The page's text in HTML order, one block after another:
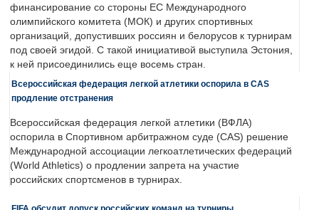
финансирование со стороны ЕС Международного
олимпийского комитета (МОК) и других спортивных
организаций, допустивших россиян и белорусов к турнирам
под своей эгидой. С такой инициативой выступила Эстония,
к ней присоединились еще восемь стран.
Всероссийская федерация легкой атлетики оспорила в CAS
продление отстранения
Всероссийская федерация легкой атлетики (ВФЛА)
оспорила в Спортивном арбитражном суде (CAS) решение
Международной ассоциации легкоатлетических федераций
(World Athletics) о продлении запрета на участие
российских спортсменов в турнирах.